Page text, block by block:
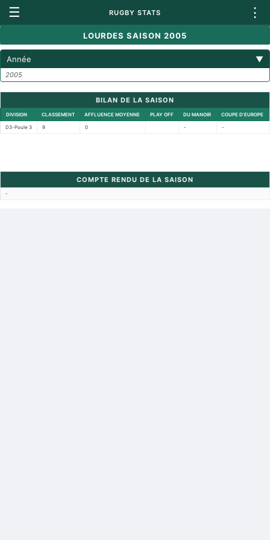
☰ RUGBY STATS ⋮
LOURDES SAISON 2005
Année ▼
2005
BILAN DE LA SAISON
DIVISION CLASSEMENT AFFLUENCE MOYENNE PLAY OFF DU MANOIR COUPE D'EUROPE
D3-Poule 3 9 0 - -
COMPTE RENDU DE LA SAISON
-